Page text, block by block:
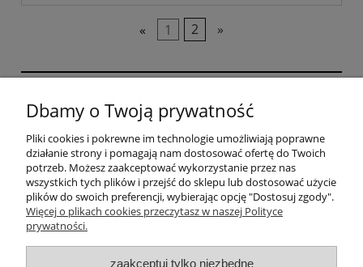
« 1 2 »
GRAFIHAFT Sylwester Górecki | Bysina 205, 32-400
Myślenice, woj. małopolskie | mail:
sklep@grafihaft.pl | tel: 697 374 232, 518 626 771 |
NIP: 6811683757
Pomoc
Moje konto
Dbamy o Twoją prywatność
Pliki cookies i pokrewne im technologie umożliwiają poprawne
działanie strony i pomagają nam dostosować ofertę do Twoich
potrzeb. Możesz zaakceptować wykorzystanie przez nas
wszystkich tych plików i przejść do sklepu lub dostosować użycie
plików do swoich preferencji, wybierając opcję "Dostosuj zgody".
Więcej o plikach cookies przeczytasz w naszej Polityce
prywatności.
zaakceptuj tylko niezbędne